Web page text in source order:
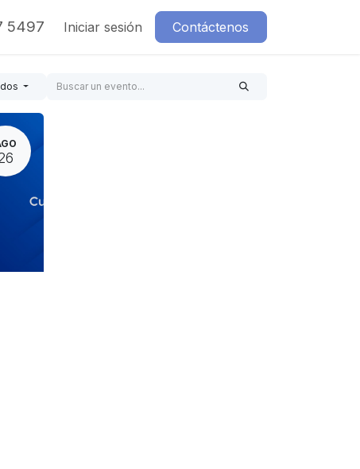
5497 Iniciar sesión Contáctenos